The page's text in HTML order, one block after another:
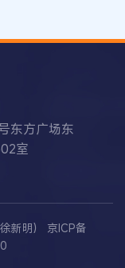
东方广场东
室
新明） 京ICP备